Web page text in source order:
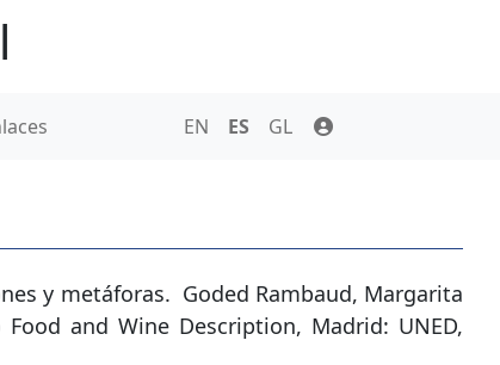
EN ES GL
y metáforas. Goded Rambaud, Margarita
and Wine Description, Madrid: UNED,